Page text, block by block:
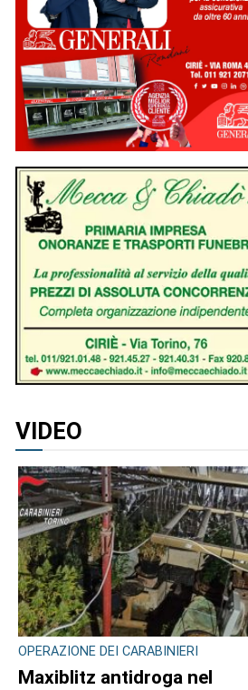
VIDEO
OPERAZIONE DEI CARABINIERI
Maxiblitz antidroga nel